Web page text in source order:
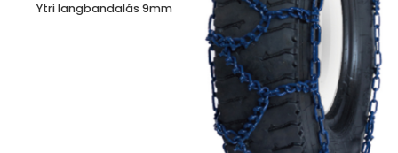
Ytri langbandalás 9mm